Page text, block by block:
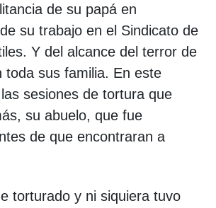
de su papá en
su trabajo en el Sindicato de
Y del alcance del terror de
toda sus familia. En este
sesiones de tortura que
su abuelo, que fue
de que encontraran a
torturado y ni siquiera tuvo